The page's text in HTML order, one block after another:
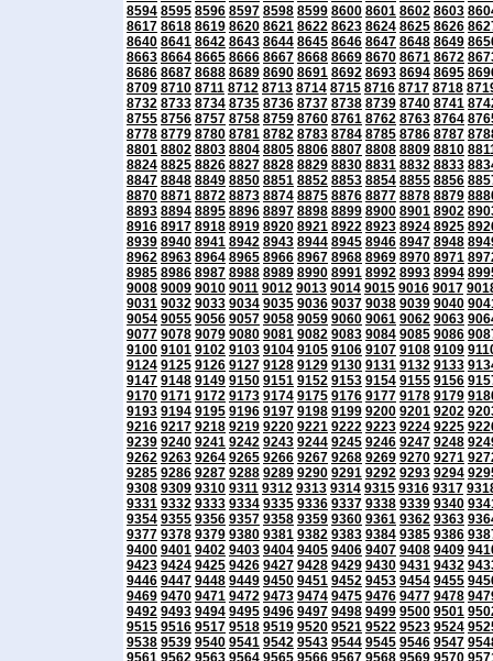
8594 8595 8596 8597 8598 8599 8600 8601 8602 8603
8617 8618 8619 8620 8621 8622 8623 8624 8625 8626
8640 8641 8642 8643 8644 8645 8646 8647 8648 8649
8663 8664 8665 8666 8667 8668 8669 8670 8671 8672
8686 8687 8688 8689 8690 8691 8692 8693 8694 8695
8709 8710 8711 8712 8713 8714 8715 8716 8717 8718
8732 8733 8734 8735 8736 8737 8738 8739 8740 8741
8755 8756 8757 8758 8759 8760 8761 8762 8763 8764
8778 8779 8780 8781 8782 8783 8784 8785 8786 8787
8801 8802 8803 8804 8805 8806 8807 8808 8809 8810
8824 8825 8826 8827 8828 8829 8830 8831 8832 8833
8847 8848 8849 8850 8851 8852 8853 8854 8855 8856
8870 8871 8872 8873 8874 8875 8876 8877 8878 8879
8893 8894 8895 8896 8897 8898 8899 8900 8901 8902
8916 8917 8918 8919 8920 8921 8922 8923 8924 8925
8939 8940 8941 8942 8943 8944 8945 8946 8947 8948
8962 8963 8964 8965 8966 8967 8968 8969 8970 8971
8985 8986 8987 8988 8989 8990 8991 8992 8993 8994
9008 9009 9010 9011 9012 9013 9014 9015 9016 9017
9031 9032 9033 9034 9035 9036 9037 9038 9039 9040
9054 9055 9056 9057 9058 9059 9060 9061 9062 9063
9077 9078 9079 9080 9081 9082 9083 9084 9085 9086
9100 9101 9102 9103 9104 9105 9106 9107 9108 9109
9124 9125 9126 9127 9128 9129 9130 9131 9132 9133
9147 9148 9149 9150 9151 9152 9153 9154 9155 9156
9170 9171 9172 9173 9174 9175 9176 9177 9178 9179
9193 9194 9195 9196 9197 9198 9199 9200 9201 9202
9216 9217 9218 9219 9220 9221 9222 9223 9224 9225
9239 9240 9241 9242 9243 9244 9245 9246 9247 9248
9262 9263 9264 9265 9266 9267 9268 9269 9270 9271
9285 9286 9287 9288 9289 9290 9291 9292 9293 9294
9308 9309 9310 9311 9312 9313 9314 9315 9316 9317
9331 9332 9333 9334 9335 9336 9337 9338 9339 9340
9354 9355 9356 9357 9358 9359 9360 9361 9362 9363
9377 9378 9379 9380 9381 9382 9383 9384 9385 9386
9400 9401 9402 9403 9404 9405 9406 9407 9408 9409
9423 9424 9425 9426 9427 9428 9429 9430 9431 9432
9446 9447 9448 9449 9450 9451 9452 9453 9454 9455
9469 9470 9471 9472 9473 9474 9475 9476 9477 9478
9492 9493 9494 9495 9496 9497 9498 9499 9500 9501
9515 9516 9517 9518 9519 9520 9521 9522 9523 9524
9538 9539 9540 9541 9542 9543 9544 9545 9546 9547
9561 9562 9563 9564 9565 9566 9567 9568 9569 9570